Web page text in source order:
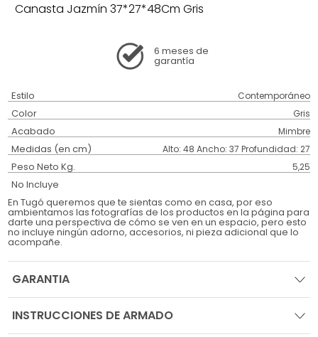
Canasta Jazmín 37*27*48Cm Gris
6 meses de
garantía
Estilo Contemporáneo
Color Gris
Acabado Mimbre
Medidas (en cm) Alto: 48 Ancho: 37 Profundidad: 27
Peso Neto Kg. 5,25
No Incluye
En Tugó queremos que te sientas como en casa, por eso
ambientamos las fotografías de los productos en la página para
darte una perspectiva de cómo se ven en un espacio, pero esto
no incluye ningún adorno, accesorios, ni pieza adicional que lo
acompañe.
GARANTIA
INSTRUCCIONES DE ARMADO